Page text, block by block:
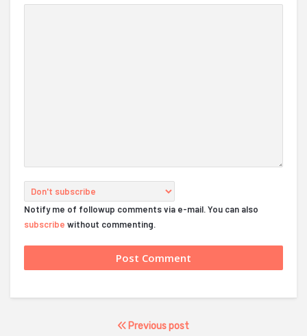
Notify me of followup comments via e-mail. You can also
subscribe without commenting.
Previous post